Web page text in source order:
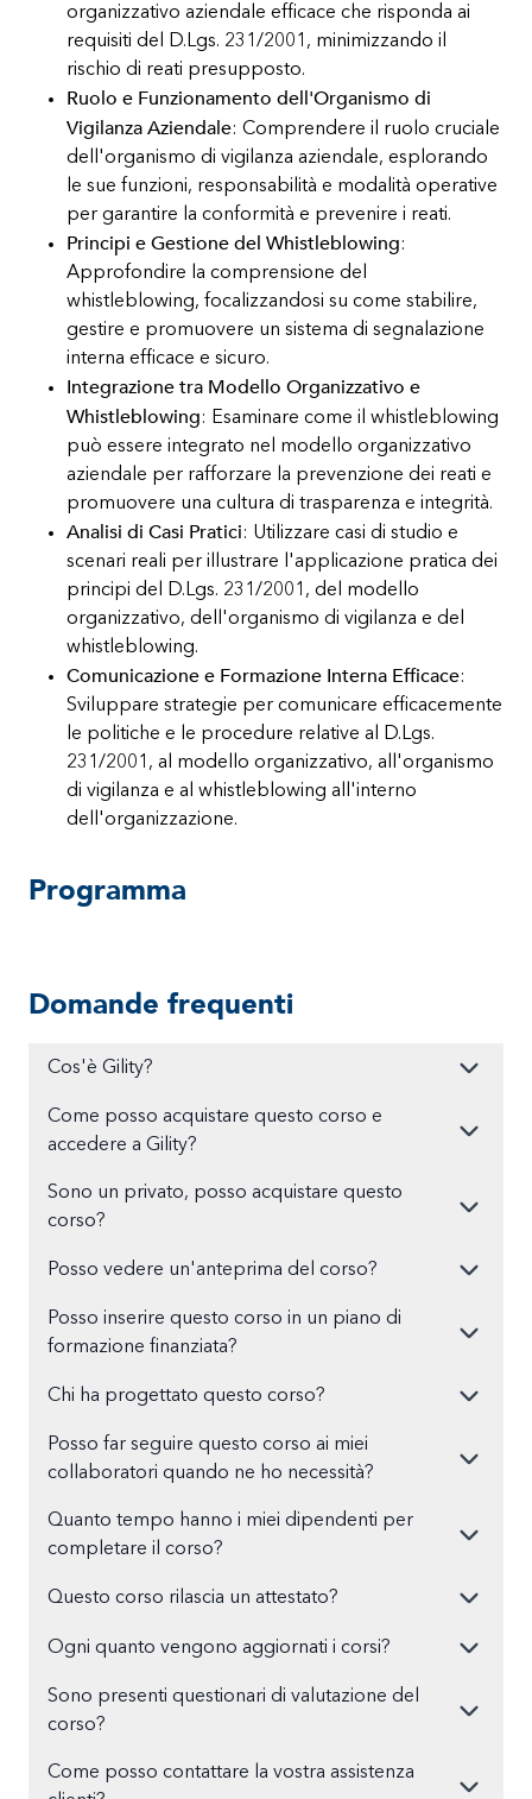
organizzativo aziendale efficace che risponda ai
requisiti del D.Lgs. 231/2001, minimizzando il
rischio di reati presupposto.
Ruolo e Funzionamento dell'Organismo di
Vigilanza Aziendale: Comprendere il ruolo cruciale
dell'organismo di vigilanza aziendale, esplorando
le sue funzioni, responsabilità e modalità operative
per garantire la conformità e prevenire i reati.
Principi e Gestione del Whistleblowing:
Approfondire la comprensione del
whistleblowing, focalizzandosi su come stabilire,
gestire e promuovere un sistema di segnalazione
interna efficace e sicuro.
Integrazione tra Modello Organizzativo e
Whistleblowing: Esaminare come il whistleblowing
può essere integrato nel modello organizzativo
aziendale per rafforzare la prevenzione dei reati e
promuovere una cultura di trasparenza e integrità.
Analisi di Casi Pratici: Utilizzare casi di studio e
scenari reali per illustrare l'applicazione pratica dei
principi del D.Lgs. 231/2001, del modello
organizzativo, dell'organismo di vigilanza e del
whistleblowing.
Comunicazione e Formazione Interna Efficace:
Sviluppare strategie per comunicare efficacemente
le politiche e le procedure relative al D.Lgs.
231/2001, al modello organizzativo, all'organismo
di vigilanza e al whistleblowing all'interno
dell'organizzazione.
Programma
Domande frequenti
Cos'è Gility?
Come posso acquistare questo corso e
accedere a Gility?
Sono un privato, posso acquistare questo
corso?
Posso vedere un'anteprima del corso?
Posso inserire questo corso in un piano di
formazione finanziata?
Chi ha progettato questo corso?
Posso far seguire questo corso ai miei
collaboratori quando ne ho necessità?
Quanto tempo hanno i miei dipendenti per
completare il corso?
Questo corso rilascia un attestato?
Ogni quanto vengono aggiornati i corsi?
Sono presenti questionari di valutazione del
corso?
Come posso contattare la vostra assistenza